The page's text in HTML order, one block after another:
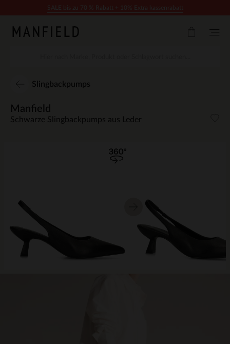
Slingbackpumps
Manfield
Schwarze Slingbackpumps aus Leder